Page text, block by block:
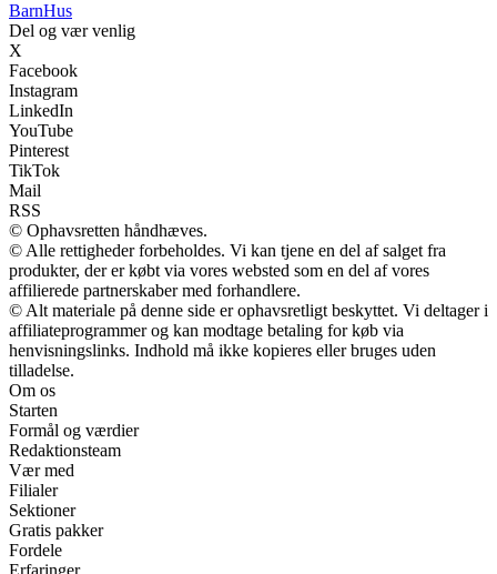
BarnHus
Del og vær venlig
X
Facebook
Instagram
LinkedIn
YouTube
Pinterest
TikTok
Mail
RSS
© Ophavsretten håndhæves.
© Alle rettigheder forbeholdes. Vi kan tjene en del af salget fra
produkter, der er købt via vores websted som en del af vores
affilierede partnerskaber med forhandlere.
© Alt materiale på denne side er ophavsretligt beskyttet. Vi deltager i
affiliateprogrammer og kan modtage betaling for køb via
henvisningslinks. Indhold må ikke kopieres eller bruges uden
tilladelse.
Om os
Starten
Formål og værdier
Redaktionsteam
Vær med
Filialer
Sektioner
Gratis pakker
Fordele
Erfaringer